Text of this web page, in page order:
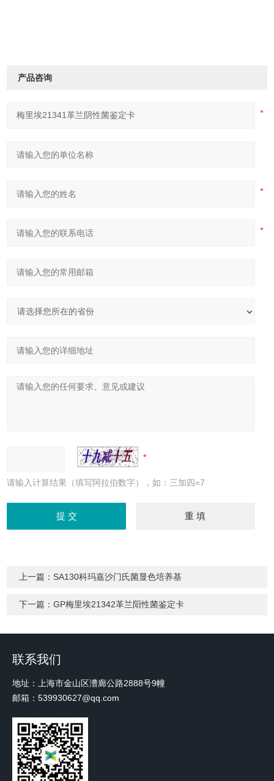
产品咨询
请输入计算结果（填写阿拉伯数字），如：三加四=7
上一篇： SA130科玛嘉沙门氏菌显色培养基
下一篇：GP梅里埃21342革兰阳性菌鉴定卡
联系我们
地址：上海市金山区漕廊公路2888号9幢
邮箱：539930627@qq.com